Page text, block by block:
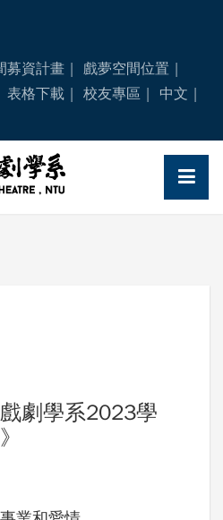
募資計畫
戲夢空間位置
表格下載 校友專區
中文
劇學系2023學